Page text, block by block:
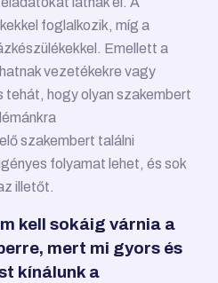
foglalkozik, míg a
Emellett a
vezetékekre vagy
hogy olyan szakembert
szakembert találni
folyamat lehet, és sok
illetőt.
kell sokáig várnia a
mert mi gyors és
kínálunk a